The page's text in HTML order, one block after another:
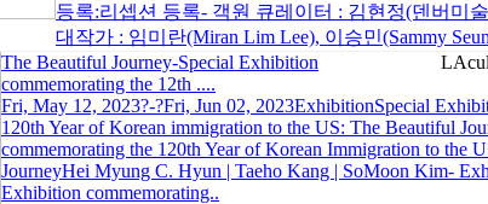
등록:리셉션 등록- 객원 큐레이터 : 김현정(덴버미
대작가 : 임미란(Miran Lim Lee), 이승민(Sammy
The Beautiful Journey-Special Exhibition
commemorating the 12th ....
Fri, May 12, 2023?-?Fri, Jun 02, 2023ExhibitionSpecial
120th Year of Korean immigration to the US: The Beautiful
commemorating the 120th Year of Korean Immigration to the
JourneyHei Myung C. Hyun | Taeho Kang | SoMoon Kim-
Exhibition commemorating..